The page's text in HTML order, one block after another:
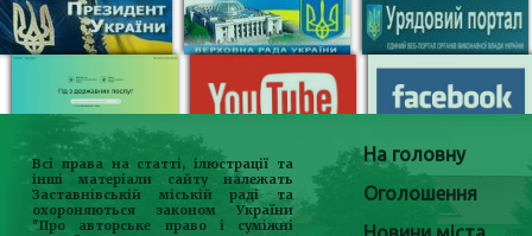
Всі права на статті, ілюстрації та
інші матеріали сайту належать
Заставнівській міській раді та
охороняються законом України
"Про авторське право і суміжні
На головну
Оголошення